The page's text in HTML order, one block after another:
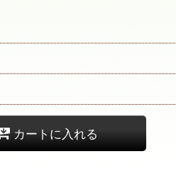
カートに入れる